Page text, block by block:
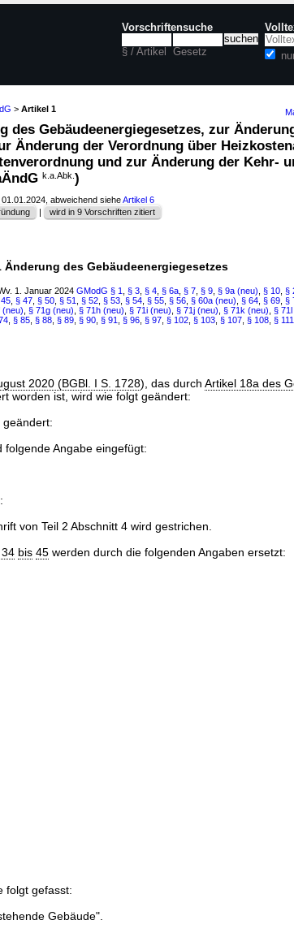
Vorschriftensuche
§ / Artikel Gesetz
> Artikel 1
des Gebäudeenergiegesetzes, zur
Änderung der Verordnung über
und zur Änderung der Kehr-
k.a.Abk. )
abweichend sieheArtikel 6
| wird in 9 Vorschriften zitiert
Änderung des Gebäudeenergiegesetzes
1. Januar 2024 GModG § 1 § 3 § 4 § 6a § 7 § 9 § 9a (neu) § 10 §
§ 47 § 50 § 51 § 52 § 53 § 54 § 55 § 56 § 60a (neu) § 64 § 69 §
(neu) § 71g (neu) § 71h (neu) § 71i (neu) § 71j (neu) § 71k (neu) §
§ 85 § 88 § 89 § 90 § 91 § 96 § 97 § 102 § 103 § 107 § 108 § 111
2020 (BGBl. I S. 1728), das durch Artikel 18a des
worden ist, wird wie folgt geändert:
geändert:
folgende Angabe eingefügt:
von Teil 2 Abschnitt 4 wird gestrichen.
bis 45 werden durch die folgenden Angaben ersetzt:
folgt gefasst:
Gebäude".